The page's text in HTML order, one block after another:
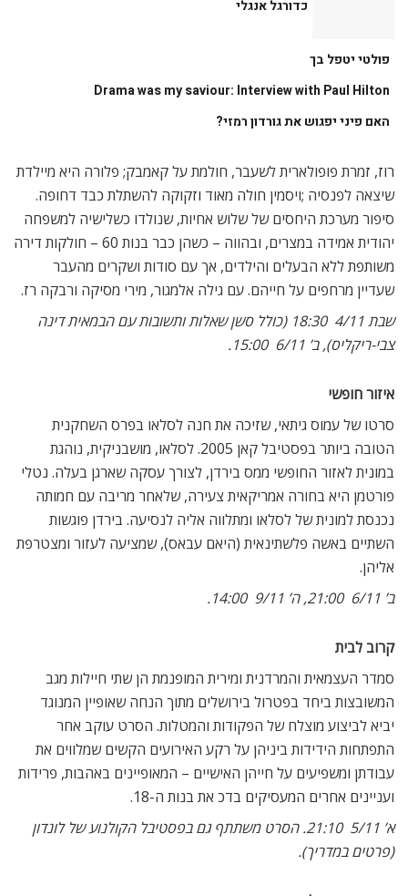
נכנסת למונית של לסלאו ומתלווה אליה לנסיעה. בירדן פוגשות
אליהן.
ב’ 6/11  21:00, ה’ 9/11  14:00.
סמדר העצמאית והמרדנית ומירית המופנמת הן שתי חיילות מגב
המשובצות ביחד בפטרול בירושלים מתוך הנחה שאופיין המנוגד
יביא לביצוע מוצלח של הפקודות והמטלות. הסרט עוקב אחר
התפתחות הידידות ביניהן על רקע האירועים הקשים שמלווים את
עבודתן ומשפיעים על חייהן האישיים – המאופיינים באהבות, פרידות
ועניינים אחרים המעסיקים בדכ את בנות ה-18.
א’ 5/11  21:10. הסרט משתתף גם בפסטיבל הקולנוע של לונדון
(פרטים במדריך).
איזה מקום נפלא
שלושה סיפורים המתרחשים במקביל במספר מקומות בארץ,
ובמרכזם עובדים זרים בעבודות שונות. סרטו של אייל חלפון (‘קרקס
פלשתינה’) זכה ב-2005 בארבעה פרסי ‘אופיר’ (האוסקר הישראלי)
– לסרט הטוב ביותר, התסריט, השחקן (אורי גבריאלי) והעריכה.
‘פניקס’: ה’ 16/11  21:00
.
הכלה הסורית
סיפורה של מונה, כלה דרוזית ממג’דל שאמס, העומדת לחצות את
בטלוויזיה הסורית. ברגע שתחצה מונה את הגבול תהפוך לאזרחית
סורית ותיאלץ להיפרד ולהינתק ממשפחתה האהובה. הסרט מתאר
את יום החתונה משעות הבוקר בו מתכנסת המשפחה ועד שהכלה
מוצאת עצמה לכודה בשטח ההפקר שבין שערי הגבול של סוריה
וישראל. סרטו של ערן ריקליס הוקרן בלונדון בעבר במסגרת עונת
סרטים שהקדיש הסינמטק הבריטי לקולנוע הישראלי.
א’ 5/11  18:30, ב’ 6/11  13:00. ‘טרייסיקל’: ה’ 16/11  18:45.
– Screen On The Hill